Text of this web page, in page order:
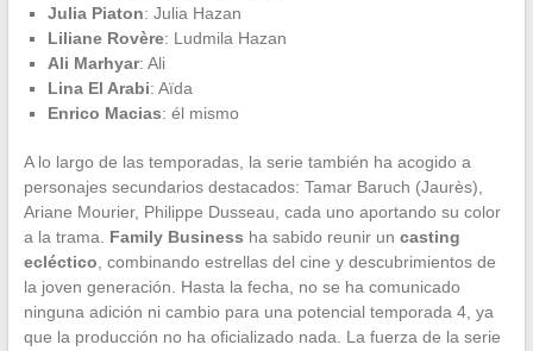
Julia Piaton: Julia Hazan
Liliane Rovère: Ludmila Hazan
Ali Marhyar: Ali
Lina El Arabi: Aïda
Enrico Macias: él mismo
A lo largo de las temporadas, la serie también ha acogido a
personajes secundarios destacados: Tamar Baruch (Jaurès),
Ariane Mourier, Philippe Dusseau, cada uno aportando su color
a la trama. Family Business ha sabido reunir un casting
ecléctico , combinando estrellas del cine y descubrimientos de
la joven generación. Hasta la fecha, no se ha comunicado
ninguna adición ni cambio para una potencial temporada 4, ya
que la producción no ha oficializado nada. La fuerza de la serie